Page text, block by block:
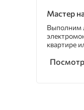
Мастер
Выполним
квартире